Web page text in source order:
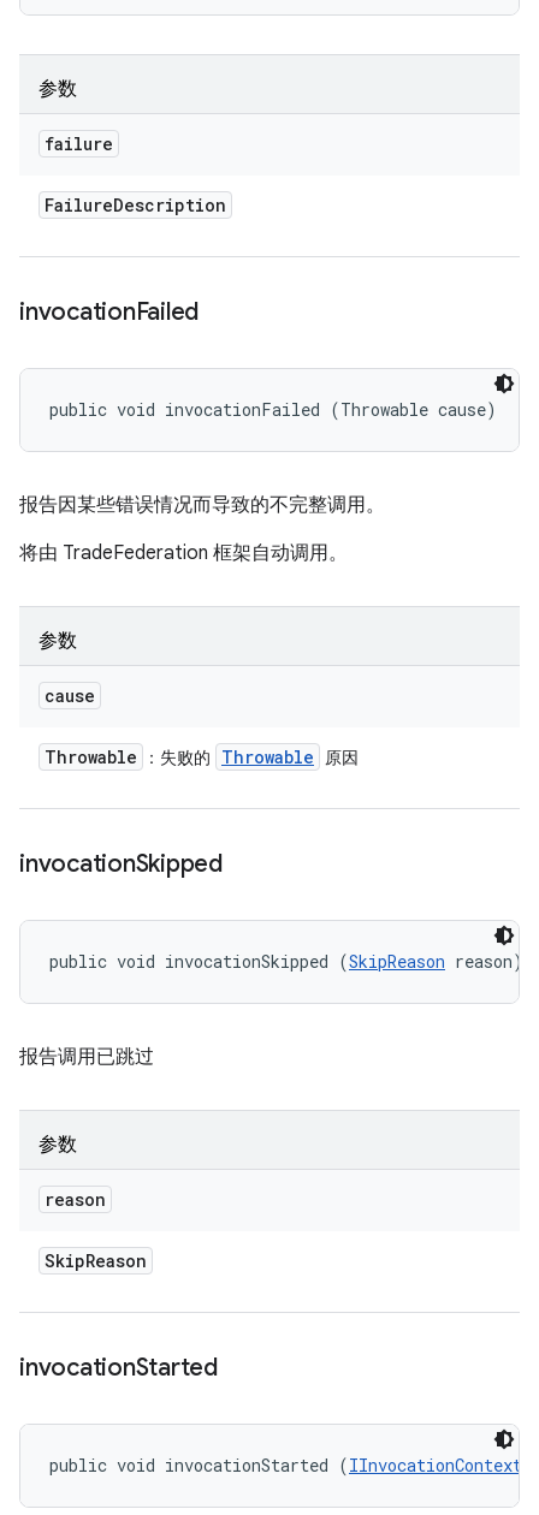
参数
failure
FailureDescription
invocationFailed
public void invocationFailed (Throwable cause)
报告因某些错误情况而导致的不完整调用。
将由 TradeFederation 框架自动调用。
参数
cause
Throwable ：失败的 Throwable 原因
invocationSkipped
public void invocationSkipped (SkipReason reason)
报告调用已跳过
参数
reason
SkipReason
invocationStarted
public void invocationStarted (IInvocationContext